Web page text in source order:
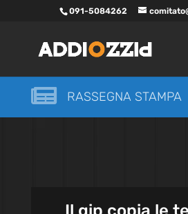
091-5084262
 RASSEGNA STAMPA